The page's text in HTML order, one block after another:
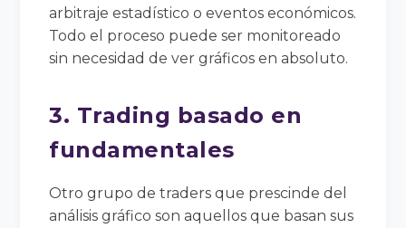
arbitraje estadístico o eventos económicos.
Todo el proceso puede ser monitoreado
sin necesidad de ver gráficos en absoluto.
3. Trading basado en
fundamentales
Otro grupo de traders que prescinde del
análisis gráfico son aquellos que basan sus